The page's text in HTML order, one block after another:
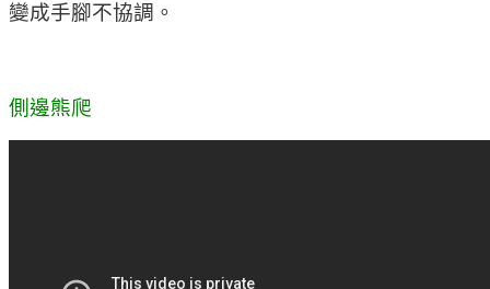
變成手腳不協調。
側邊熊爬